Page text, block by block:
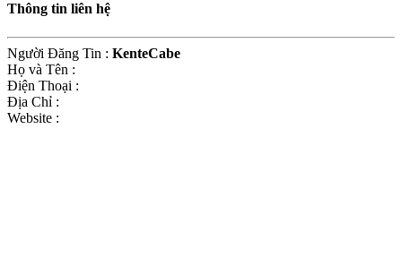
Thông tin liên hệ
Người Đăng Tin : KenteCabe
Họ và Tên :
Điện Thoại :
Địa Chỉ :
Website :